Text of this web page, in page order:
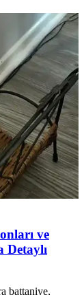
ve
Detaylı
battaniye,